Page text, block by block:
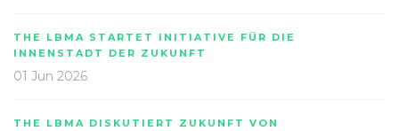
THE LBMA STARTET INITIATIVE FÜR DIE
INNENSTADT DER ZUKUNFT
01 Jun 2026
THE LBMA DISKUTIERT ZUKUNFT VON